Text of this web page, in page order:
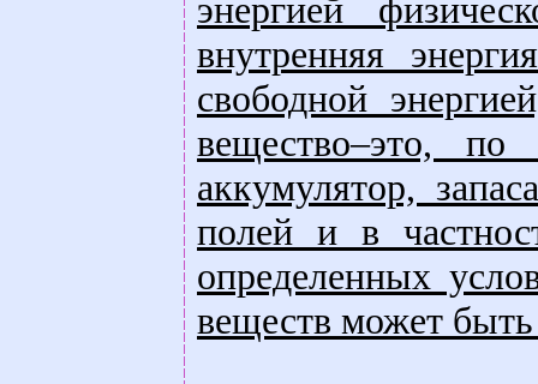
энергией
внутренняя
свободной
вещество–это, по
аккумулятор,
полей и в
определенных
веществ может быть